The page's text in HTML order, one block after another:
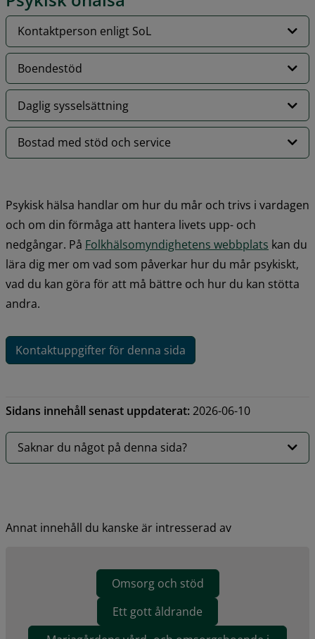
Kontaktperson enligt SoL
Boendestöd
Daglig sysselsättning
Bostad med stöd och service
Psykisk hälsa handlar om hur du mår och trivs i vardagen
och om din förmåga att hantera livets upp- och
nedgångar. På Folkhälsomyndighetens webbplats kan du
lära dig mer om vad som påverkar hur du mår psykiskt,
vad du kan göra för att må bättre och hur du kan stötta
andra.
Kontaktuppgifter för denna sida
Sidans innehåll senast uppdaterat:2026-06-10
Saknar du något på denna sida?
Annat innehåll du kanske är intresserad av
Omsorg och stöd
Ett gott åldrande